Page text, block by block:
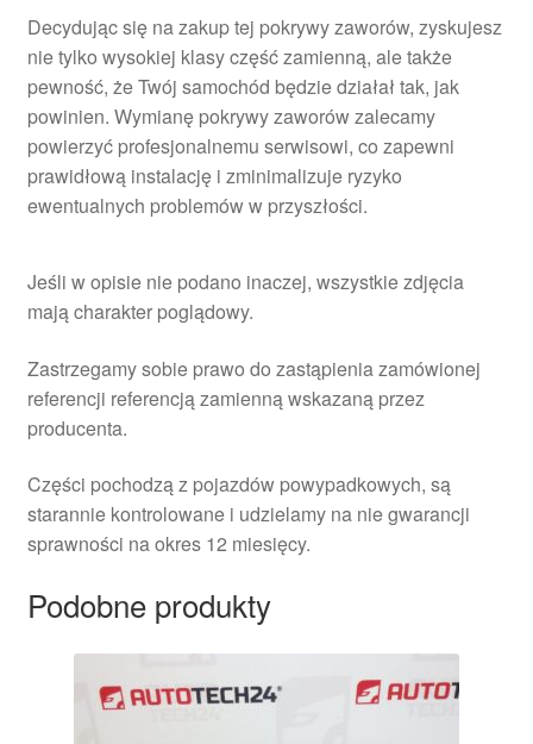
Decydując się na zakup tej pokrywy zaworów, zyskujesz
nie tylko wysokiej klasy część zamienną, ale także
pewność, że Twój samochód będzie działał tak, jak
powinien. Wymianę pokrywy zaworów zalecamy
powierzyć profesjonalnemu serwisowi, co zapewni
prawidłową instalację i zminimalizuje ryzyko
ewentualnych problemów w przyszłości.
Jeśli w opisie nie podano inaczej, wszystkie zdjęcia
mają charakter poglądowy.
Zastrzegamy sobie prawo do zastąpienia zamówionej
referencji referencją zamienną wskazaną przez
producenta.
Części pochodzą z pojazdów powypadkowych, są
starannie kontrolowane i udzielamy na nie gwarancji
sprawności na okres 12 miesięcy.
Podobne produkty